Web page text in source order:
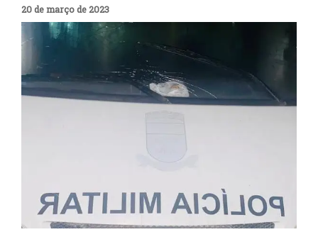
20 de março de 2023